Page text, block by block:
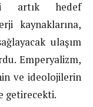
artık hedef
kaynaklarına,
ulaşım
Emperyalizm,
ve ideolojilerin
getirecekti.